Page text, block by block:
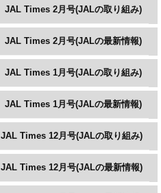
JAL Times 2月号(JALの取り組み)
JAL Times 2月号(JALの最新情報)
JAL Times 1月号(JALの取り組み)
JAL Times 1月号(JALの最新情報)
JAL Times 12月号(JALの取り組み)
JAL Times 12月号(JALの最新情報)